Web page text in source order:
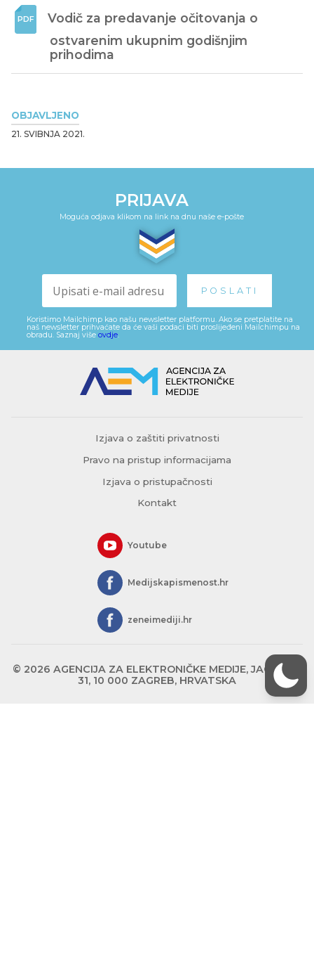
OBJAVLJENO
21. SVIBNJA 2021.
Vodič za predavanje očitovanja o
ostvarenim ukupnim godišnjim
prihodima
PRIJAVA
Moguća odjava klikom na link na dnu naše e-pošte
Koristimo Mailchimp kao našu newsletter platformu. Ako se pretplatite na
naš newsletter prihvaćate da će vaši podaci biti proslijeđeni Mailchimpu na
obradu. Saznaj više ovdje.
Izjava o zaštiti privatnosti
Pravo na pristup informacijama
Izjava o pristupačnosti
Kontakt
Youtube
Medijskapismenost.hr
zeneimediji.hr
© 2026 AGENCIJA ZA ELEKTRONIČKE MEDIJE, JAGIĆEVA
31, 10 000 ZAGREB, HRVATSKA